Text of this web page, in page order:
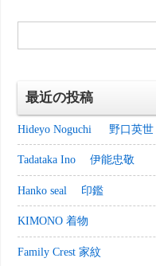
最近の投稿
Hideyo Noguchi 野口英世
Tadataka Ino 伊能忠敬
Hanko seal 印鑑
KIMONO 着物
Family Crest 家紋